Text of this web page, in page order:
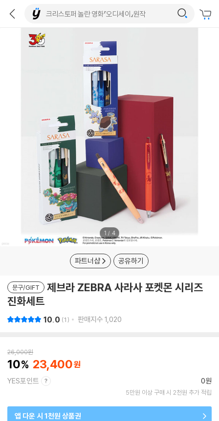
1 / 4
파트너샵 공유하기
문구/GIFT
제브라 ZEBRA 사라사 포켓몬 시리즈
진화세트
10.0 1 판매지수 1,020
26,000원
10 23,400
YES포인트 0원
5만원 이상 구매 시 2천원 추가 적립
앱 다운 시 1천원 상품권